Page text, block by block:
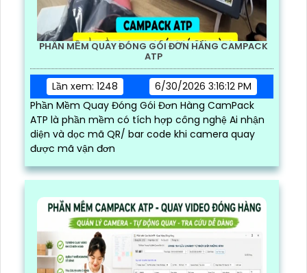
PHẦN MỀM QUAY ĐÓNG GÓI ĐƠN HÀNG CAMPACK
ATP
Lần xem: 1248
6/30/2026 3:16:12 PM
Phần Mềm Quay Đóng Gói Đơn Hàng CamPack
ATP là phần mềm có tích hợp công nghệ Ai nhận
diện và dọc mã QR/ bar code khi camera quay
được mã vận đơn